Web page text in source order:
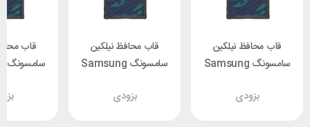
قاب محافظ نیلکین
سامسونگ Samsung
Striker S Cover
بزودی
قاب محافظ نیلکین
سامسونگ Samsung
Striker S Cover
بزودی
قاب
Cover